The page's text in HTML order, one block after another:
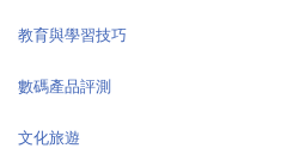
教育與學習技巧
數碼產品評測
文化旅遊